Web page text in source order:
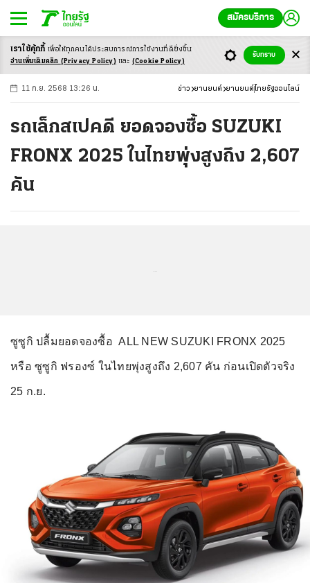
สมัครบริการ
-ก ก ก+
11 ก.ย. 2568 13:26 น. ข่าว ยานยนต์ ยานยนต์ ไทยรัฐออนไลน์
รถเล็กสเปคดี ยอดจองซื้อ SUZUKI
FRONX 2025 ในไทยพุ่งสูงถึง 2,607
คัน
ซูซูกิ ปลื้มยอดจองซื้อ ALL NEW SUZUKI FRONX 2025
หรือ ซูซูกิ ฟรองซ์ ในไทยพุ่งสูงถึง 2,607 คัน ก่อนเปิดตัวจริง
25 ก.ย.
เราใช้คุ้กกี้ เพื่อให้ทุกคนได้ประสบการณ์การใช้งานที่ดียิ่งขึ้น
อ่านเพิ่มเติมคลิก (Privacy Policy) และ (Cookie Policy)
รับทราบ